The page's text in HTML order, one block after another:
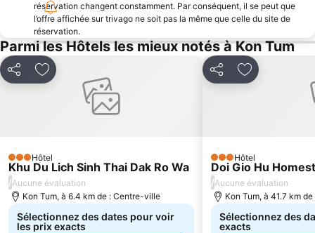
réservation changent constamment. Par conséquent, il se peut que
l’offre affichée sur trivago ne soit pas la même que celle du site de
réservation.
Parmi les Hôtels les mieux notés à Kon Tum
PartagerAjouter à mes favoris
3 Étoiles
Hôtel
Khu Du Lich Sinh Thai Dak Ro Wa
/Aucune évaluation
Kon Tum, à 6.4 km de : Centre-ville
Sélectionnez des dates pour voir
les prix exacts
PartagerAjouter à
3 Étoiles
Hôtel
Doi Gio Hu
/Aucune évaluation
Kon Tum, à 41.7 km
Sélectionnez des
exacts